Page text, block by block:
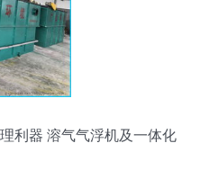
利器 溶气气浮机及一体化